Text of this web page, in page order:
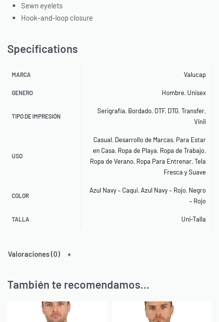
Sewn eyelets
Hook-and-loop closure
Specifications
MARCA Valucap
GENERO Hombre, Unisex
TIPO DE IMPRESIÓN
Serigrafía, Bordado, DTF, DTG,Transfer,
Vinil
USO
Casual, Desarrollo de Marcas, Para Estar
en Casa, Ropa de Playa, Ropa de Trabajo,
Ropa de Verano, Ropa Para Entrenar,Tela
Fresca y Suave
COLOR
Azul Navy – Caqui,Azul Navy – Rojo, Negro
– Rojo
TALLA Uni-Talla
Valoraciones (0)
También te recomendamos…